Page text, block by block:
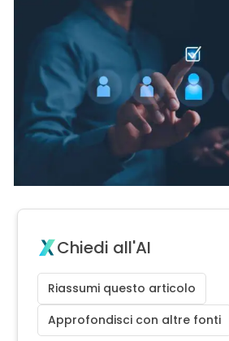
Chiedi all'AI
Riassumi questo articolo
Approfondisci con altre fonti